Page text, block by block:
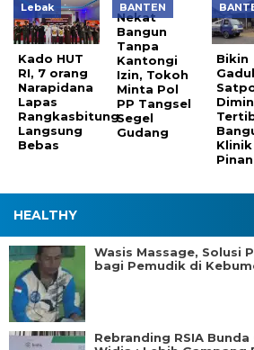
Lebak
Kado HUT
RI, 7 orang
Narapidana
Lapas
Rangkasbitung
Langsung
Bebas
BANTEN
Nekat
Bangun
Tanpa
Kantongi
Izin, Tokoh
Minta Pol
PP Tangsel
Segel
Gudang
Bikin
HEALTHY
Wasis Massage, Solusi
bagi Pemudik di
Rebranding RSIA